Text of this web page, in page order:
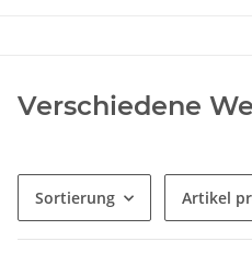
Verschiedene
Sortierung Artikel